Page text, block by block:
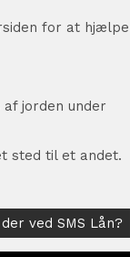
for at hjælpe
jorden under
sted til et andet.
ved SMS Lån?